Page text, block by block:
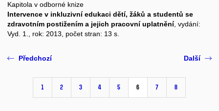
Kapitola v odborné knize
Intervence v inkluzivní edukaci dětí, žáků a studentů se
zdravotním postižením a jejich pracovní uplatnění, vydání:
Vyd. 1., rok: 2013, počet stran: 13 s.
Předchozí
1 2 3 4 5 6 7 8
Další